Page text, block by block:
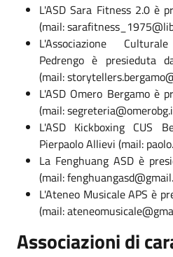
L'ASD Sara Fitness 2.0 è
(mail:
L'Associazione
Pedrengo è presieduta
(mail:
L'ASD Omero Bergamo è
(mail:
L'ASD Kickboxing CUS
Pierpaolo Allievi (mail:
La Fenghuang ASD è
(mail:
L'Ateneo Musicale APS è
(mail:
Associazioni di